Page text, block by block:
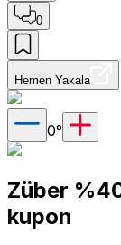
0
Hemen Yakala
0°
Züber
kupon